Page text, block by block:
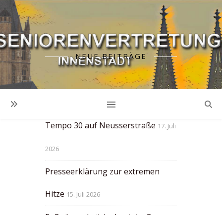
NEUE BEITRÄGE
Zu wenig Zeit an
Fussgängerampeln!
Tempo 30 auf Neusserstraße 17. Juli
2026
Presseerklärung zur extremen
Hitze 15. Juli 2026